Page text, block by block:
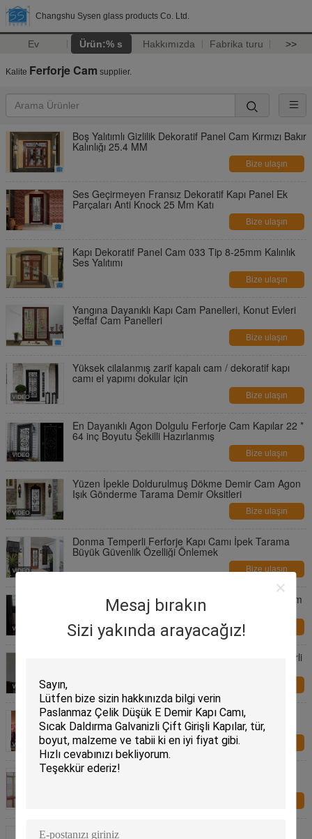
Changshu Sysen glass products Co. Ltd.
Ev Ürün:% s Hakkımızda Fabrika turu >>
Mesaj bırakın
Sizi yakında arayacağız!
Kalite Ferforje Cam supplier.
Boş Yalıtımlı Gizlilik Dekoratif Panel Cam Kırmızı Bakır
Kalınlığı 25.4 MM
Bize ulaşın
Ses Geçirmeyen Fransız Dekoratif Kapı Panel Ek
Parçaları Anti Knock 25 Mm Katı
Bize ulaşın
Kapı Dekoratif Panel Cam 033 Tip 8-25mm Kalınlık
Ses Yalıtımı
Bize ulaşın
Yangına Dayanıklı Kapı Cam Panelleri, Konut Evleri
Şeffaf Cam Panelleri
Bize ulaşın
Yüksek cilalanmış zarif kapalı cam / dekoratif kapı
camı el yapımı dokular için
Bize ulaşın
En Dayanıklı Agon Dolgulu Ferforje Cam Kapılar 22 * ​​
64 inç Boyutu Şekilli Hazırlanmış
Bize ulaşın
Yüzen İpekle Doldurulmuş Dökme Demir Cam Agon
Işık Gönderme Tarama Demir Oksitleri
Bize ulaşın
Donma Temperli Ferforje Kapı Camı İpek Tarama
Büyük Güvenlik Özelliği Önlemek
Bize ulaşın
Panjurlu Asit Katmanlı İçi Boşluklu Kalınlık 25-30 Mm
Alüminyum Panjurlar
22 "* 64" İnç Panjurlu Cam İçinde Emniyetli Temperli
İç Cam Kapak Ses / Isı Yalıtımlı Enerji Tasarrufu
Pencere Blind'ları Cam İçi Yatay Desen Ses / Isı
5mm Sertleştirilmiş Duş Temperli Cam Modern Stil